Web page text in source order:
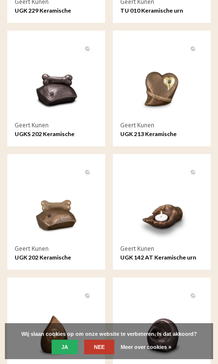
Geert Kunen
UGK 229 Keramische
Geert Kunen
TU 010 Keramische urn
Geert Kunen
UGKS 202 Keramische
Geert Kunen
UGK 213 Keramische
Geert Kunen
UGK 202 Keramische
Geert Kunen
UGK 142 AT Keramische urn
Wij slaan cookies op om onze website te verbeteren. Is dat akkoord?
JA NEE Meer over cookies »